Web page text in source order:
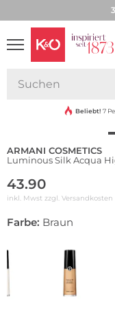
VIBES
Beliebt! 7
ARMANI COSMETICS
Luminous Silk Acqua
43.90
inkl. Mwst zzgl. Versandkosten
Farbe: Braun